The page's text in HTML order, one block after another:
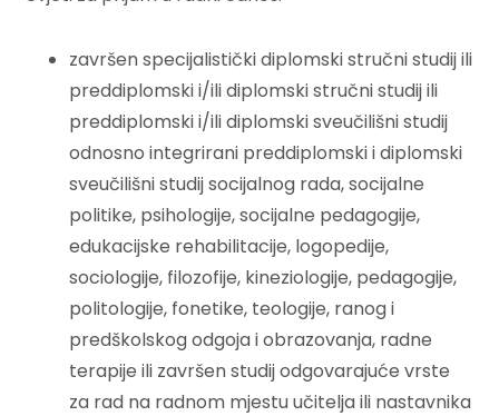
završen specijalistički diplomski stručni studij ili
preddiplomski i/ili diplomski stručni studij ili
preddiplomski i/ili diplomski sveučilišni studij
odnosno integrirani preddiplomski i diplomski
sveučilišni studij socijalnog rada, socijalne
politike, psihologije, socijalne pedagogije,
edukacijske rehabilitacije, logopedije,
sociologije, filozofije, kineziologije, pedagogije,
politologije, fonetike, teologije, ranog i
predškolskog odgoja i obrazovanja, radne
terapije ili završen studij odgovarajuće vrste
za rad na radnom mjestu učitelja ili nastavnika